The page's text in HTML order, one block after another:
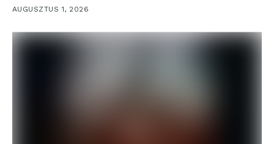
AUGUSZTUS 1, 2026